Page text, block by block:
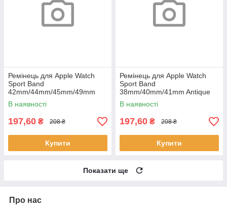
Ремінець для Apple Watch
Sport Band
42mm/44mm/45mm/49mm
Antique White
В наявності
197,60 ₴ 208 ₴
Купити
Ремінець для Apple Watch
Sport Band
38mm/40mm/41mm Antique
White
В наявності
197,60 ₴ 208 ₴
Купити
Показати ще
Про нас